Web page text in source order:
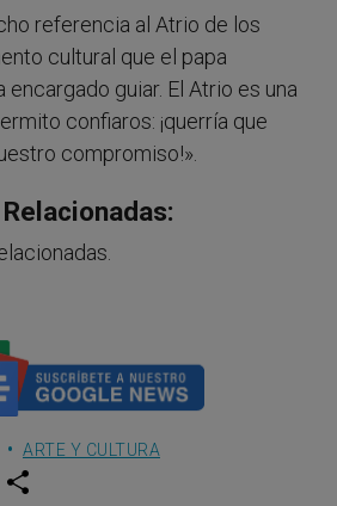
referencia al Atrio de los
cultural que el papa
encargado guiar. El Atrio es una
confiaros: ¡querría que
compromiso!».
ARTE Y CULTURA
w